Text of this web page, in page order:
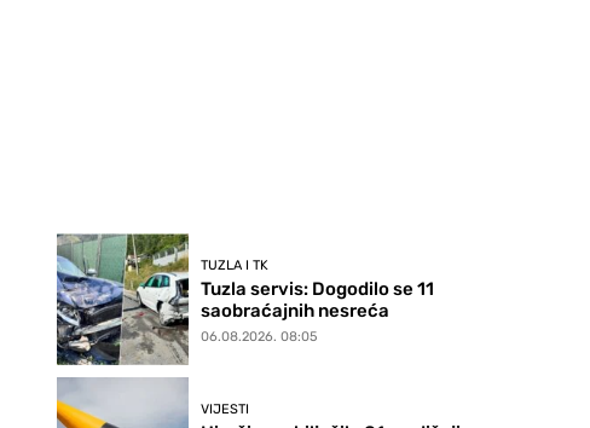
TUZLA I TK
Tuzla servis: Dogodilo se 11
saobraćajnih nesreća
06.08.2026. 08:05
VIJESTI